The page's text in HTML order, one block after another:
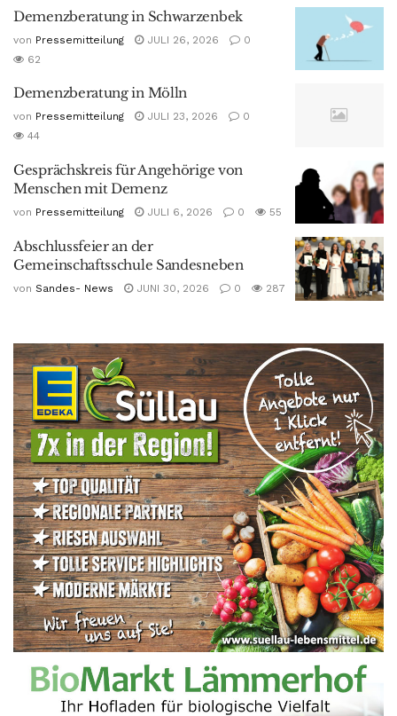
Demenzberatung in Schwarzenbek
von Pressemitteilung JULI 26, 2026
0
62
Demenzberatung in Mölln
von Pressemitteilung JULI 23, 2026
0
44
Gesprächskreis für Angehörige von
Menschen mit Demenz
von Pressemitteilung JULI 6, 2026 0 55
Abschlussfeier an der
Gemeinschaftsschule Sandesneben
von Sandes- News JUNI 30, 2026 0 287